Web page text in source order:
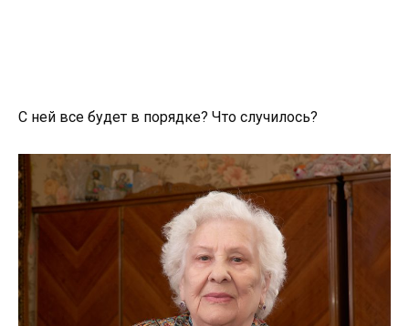
С ней все будет в порядке? Что случилось?